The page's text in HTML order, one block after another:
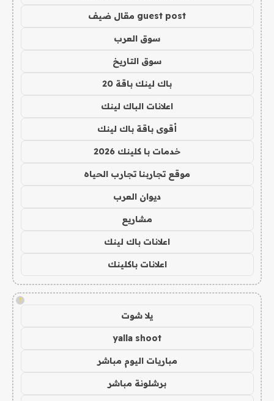
guest post مقال ضيف
سوق العرب
سوق التاريخ
باك لينك باقة 20
اعلانات الباك لينك
أقوى باقة باك لينك
خدمات با كلينك 2026
موقع تجاربنا تجارب الحياه
ديوان العرب
مشاريع
اعلانات باك لينك
اعلانات باكلينك
!
يلا شوت
yalla shoot
مباريات اليوم مباشر
برشلونة مباشر